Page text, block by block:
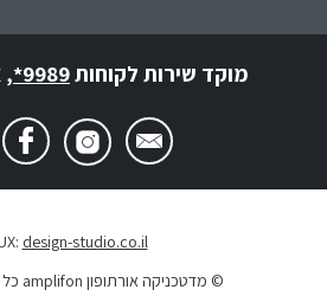
מוקד שירות לקוחות*9989
,
design-studio.co.il
© מדטכניקה אורתופון amplifon כל הזכויות שמורות.